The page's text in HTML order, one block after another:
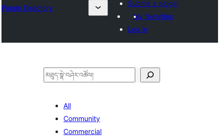
Plugin Directory
Submit a plugin
My favorites
Log in
བཤེར་
All
Community
Commercial